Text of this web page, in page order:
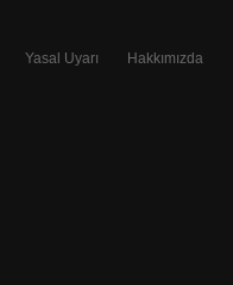
Yasal Uyarı Hakkımızda